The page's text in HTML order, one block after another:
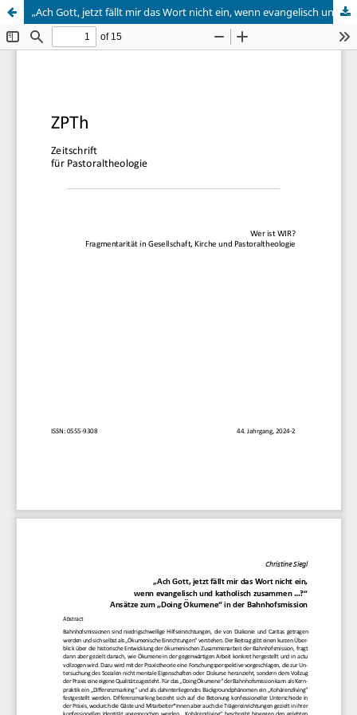
„Ach Gott, jetzt fällt mir das Wort nicht ein, wenn evangelisch und katholisch zusammen …?“